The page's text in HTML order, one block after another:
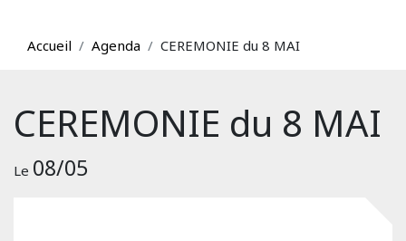
Accueil Agenda CEREMONIE du 8 MAI
CEREMONIE du 8 MAI
Le 08/05